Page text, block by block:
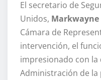
El secretario de
Unidos,
Cámara de
intervención, el
impresionado con la
Administración de la